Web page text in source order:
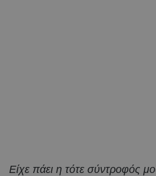
Είχε πάει η τότε σύντροφός